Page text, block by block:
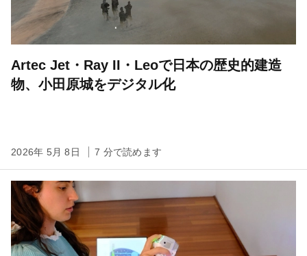
Artec Jet・Ray II・Leoで日本の歴史的建造
物、小田原城をデジタル化
2026年 5月 8日 7 分で読めます